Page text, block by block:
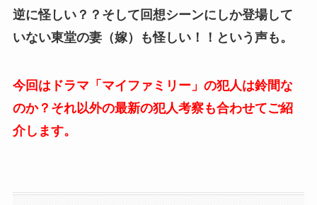
逆に怪しい？？そして回想シーンにしか登場して
いない東堂の妻（嫁）も怪しい！！という声も。
今回はドラマ「マイファミリー」の犯人は鈴間な
のか？それ以外の最新の犯人考察も合わせてご紹
介します。